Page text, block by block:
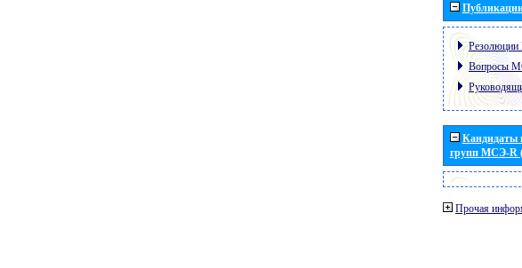
Вопросы
Кандидаты
групп МСЭ-
Прочая